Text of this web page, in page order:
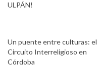
ULPÁN!
Un puente entre culturas: el
Circuito Interreligioso en
Córdoba